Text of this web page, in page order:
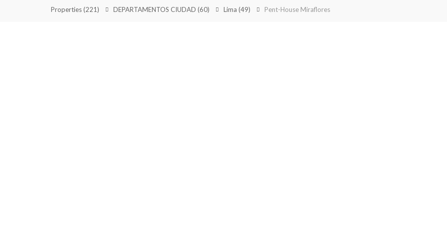
Properties(221) DEPARTAMENTOS CIUDAD (60) Lima (49) Pent-House Miraflores